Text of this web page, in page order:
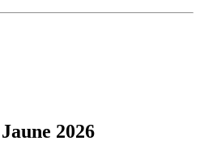
2026